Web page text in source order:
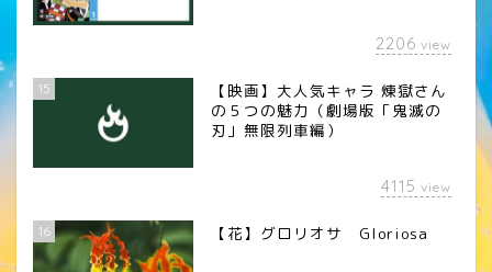
2206 view
15
【映画】大人気キャラ 煉󠄁獄さん
の５つの魅力（劇場版「鬼滅の
刃」無限列車編）
4115 view
16 【花】グロリオサ Gloriosa